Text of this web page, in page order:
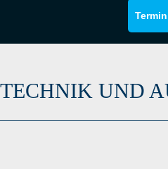
TECHNIK UND